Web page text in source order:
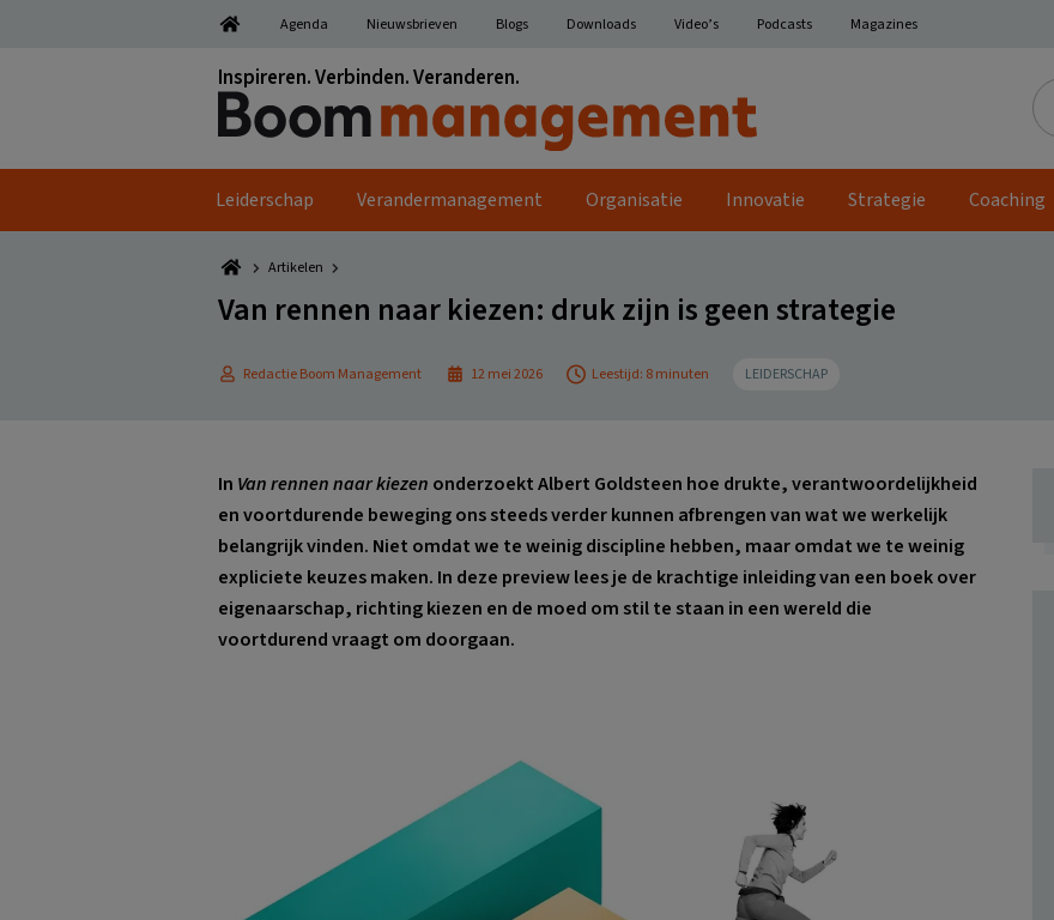
Agenda Nieuwsbrieven Blogs Downloads Video’s Podcasts Magazines
Inspireren. Verbinden. Veranderen.
de
Leiderschap Verandermanagement Organisatie Innovatie Strategie Coaching
Artikelen
Van rennen naar kiezen: druk zijn is geen strategie
Redactie Boom Management 12 mei 2026 Leestijd: 8 minuten LEIDERSCHAP
In Van rennen naar kiezen onderzoekt Albert Goldsteen hoe drukte, verantwoordelijkheid
en voortdurende beweging ons steeds verder kunnen afbrengen van wat we werkelijk
belangrijk vinden. Niet omdat we te weinig discipline hebben, maar omdat we te weinig
expliciete keuzes maken. In deze preview lees je de krachtige inleiding van een boek over
eigenaarschap, richting kiezen en de moed om stil te staan in een wereld die
voortdurend vraagt om doorgaan.